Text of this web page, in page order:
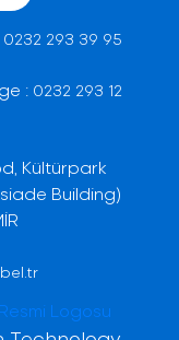
0232 293 39 95
: 0232 293 12
Kültürpark
Building)